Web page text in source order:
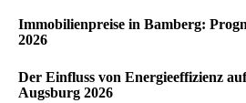
Immobilienpreise in Bamberg:
2026
Der Einfluss von Energieeffizienz
Augsburg 2026